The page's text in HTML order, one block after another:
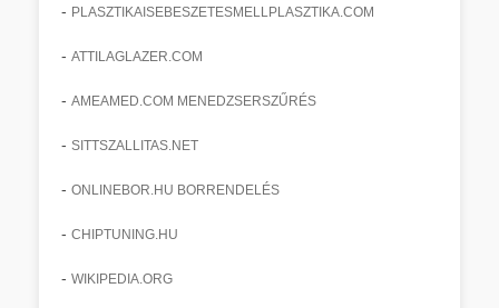
- PLASZTIKAISEBESZETESMELLPLASZTIKA.COM
- ATTILAGLAZER.COM
- AMEAMED.COM MENEDZSERSZŰRÉS
- SITTSZALLITAS.NET
- ONLINEBOR.HU BORRENDELÉS
- CHIPTUNING.HU
- WIKIPEDIA.ORG